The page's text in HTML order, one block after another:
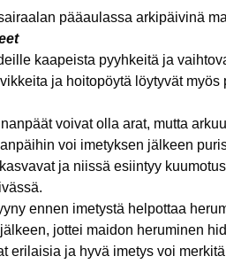
pääaulassa arkipäivinä
kaapeista pyyhkeitä ja
ja hoitopöytä löytyvät myös
voivat olla arat, mutta
voi imetyksen jälkeen
ja niissä esiintyy
ennen imetystä helpottaa
jottei maidon heruminen
erilaisia ja hyvä imetys voi